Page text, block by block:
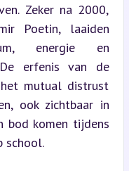
Zeker na 2000,
Poetin, laaiden
energie en
erfenis van de
mutual distrust
ook zichtbaar in
bod komen tijdens
school.